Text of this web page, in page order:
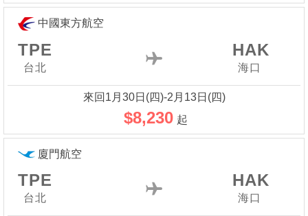
中國東方航空
TPE
台北
HAK
海口
來回1月30日(四)-2月13日(四)
$8,230 起
廈門航空
TPE
台北
HAK
海口